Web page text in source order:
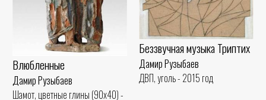
Влюбленные
Дамир Рузыбаев
Шамот, цветные глины (90x40) -
Беззвучная музыка Триптих
Дамир Рузыбаев
ДВП, уголь - 2015 год